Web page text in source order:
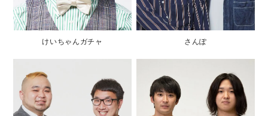
けいちゃんガチャ さんぽ